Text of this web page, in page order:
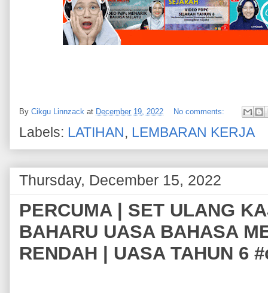
By Cikgu Linnzack at December 19, 2022 No comments:
Labels: LATIHAN, LEMBARAN KERJA
Thursday, December 15, 2022
PERCUMA | SET ULANG
BAHARU UASA BAHASA
RENDAH | UASA TAHUN 6